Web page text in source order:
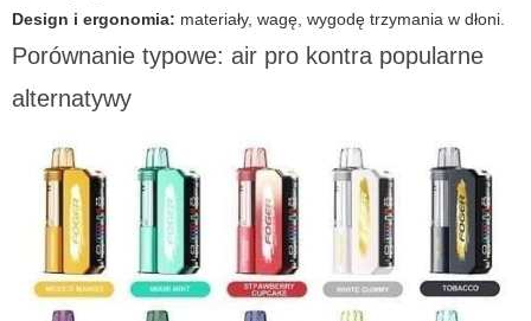
Design i ergonomia: materiały, wagę, wygodę trzymania w dłoni.
Porównanie typowe: air pro kontra popularne
alternatywy